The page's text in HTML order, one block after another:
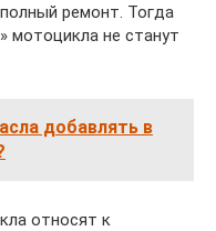
ремонт. Тогда
мотоцикла не станут
добавлять в
относят к